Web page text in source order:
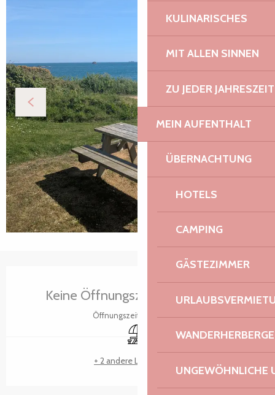
KULINARISCHES
MIT ALLEN SINNEN
ZU JEDER JAHRESZEIT
MEIN AUFENTHALT
ÜBERNACHTUNG
HOTELS
CAMPING
GÄSTEZIMMER
UNGEWÖHNLICHE
Keine Öffnungszeiten hinterlegt
Öffnungszeiten ansehen
Picknickplatz
+ 2 andere Leistung(en)